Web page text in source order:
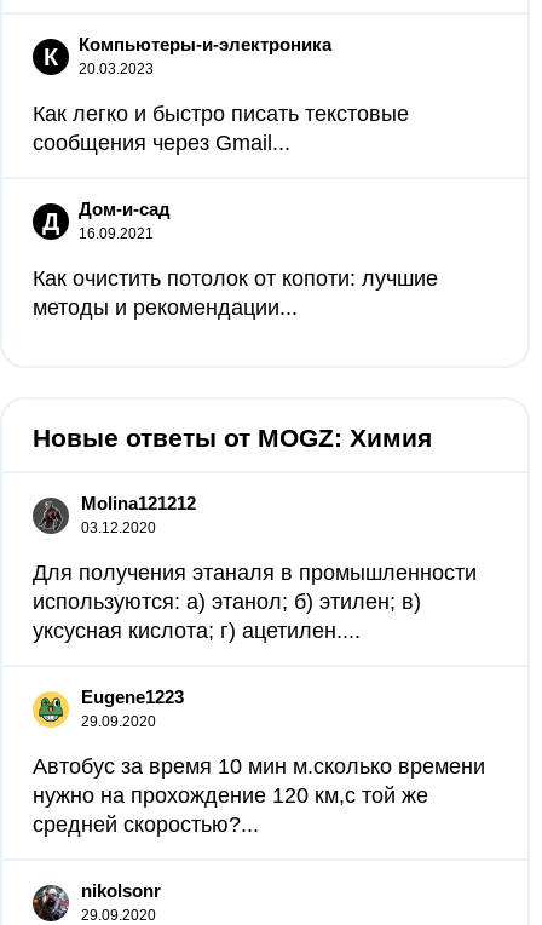
К Компьютеры-и-электроника
20.03.2023
Как легко и быстро писать текстовые
сообщения через Gmail...
Д Дом-и-сад
16.09.2021
Как очистить потолок от копоти: лучшие
методы и рекомендации...
Новые ответы от MOGZ: Химия
Molina121212
03.12.2020
Для получения этаналя в промышленности
используются: а) этанол; б) этилен; в)
уксусная кислота; г) ацетилен....
Eugene1223
29.09.2020
Автобус за время 10 мин м.сколько времени
нужно на прохождение 120 км,с той же
средней скоростью?...
nikolsonr
29.09.2020